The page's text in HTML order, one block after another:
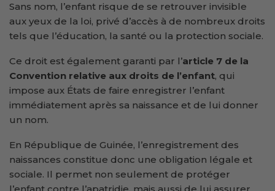
Sans nom, l’enfant risque de se retrouver invisible
aux yeux de la loi, privé d’accès à de nombreux droits
tels que l’éducation, la santé ou la protection sociale.
Ce droit est également garanti par l’article 7 de la
Convention relative aux droits de l’enfant, qui
impose aux États de faire enregistrer l’enfant
immédiatement après sa naissance et de lui donner
un nom.
En République de Guinée, l’enregistrement des
naissances constitue donc une obligation légale et
sociale. Il permet non seulement de protéger